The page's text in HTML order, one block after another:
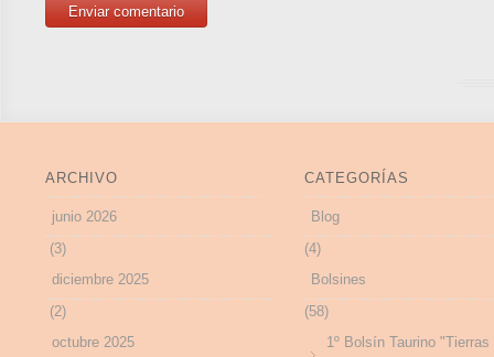
ARCHIVO
junio 2026
(3)
diciembre 2025
(2)
octubre 2025
CATEGORÍAS
Blog
(4)
Bolsines
(58)
1º Bolsín Taurino "Tierras